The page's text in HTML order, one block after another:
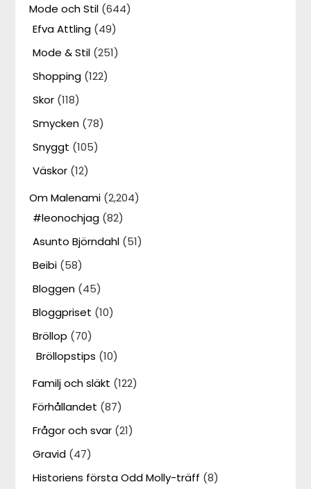
Mode och Stil (644)
Efva Attling (49)
Mode & Stil (251)
Shopping (122)
Skor (118)
Smycken (78)
Snyggt (105)
Väskor (12)
Om Malenami (2,204)
#leonochjag (82)
Asunto Björndahl (51)
Beibi (58)
Bloggen (45)
Bloggpriset (10)
Bröllop (70)
Bröllopstips (10)
Familj och släkt (122)
Förhållandet (87)
Frågor och svar (21)
Gravid (47)
Historiens första Odd Molly-träff (8)